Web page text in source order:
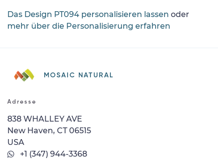
Das Design PT094 personalisieren lassen oder
mehr über die Personalisierung erfahren
MOSAIC NATURAL
Adresse
838 WHALLEY AVE
New Haven, CT 06515
USA
+1 (347) 944-3368